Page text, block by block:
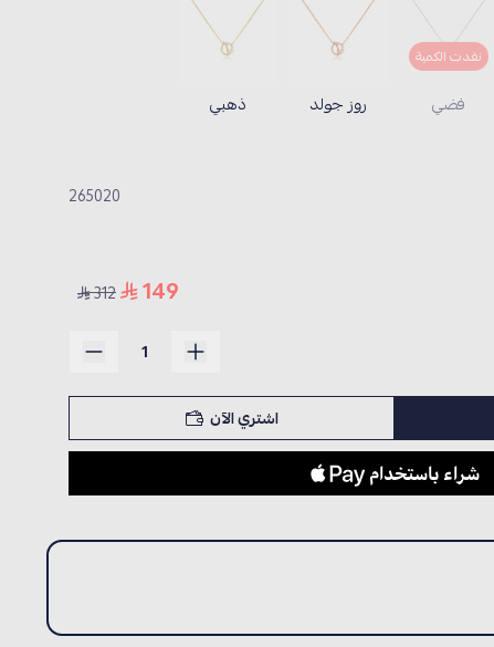
نفدت الكمية
فضي روز جولد ذهبي
265020
149
312
اشتري الآن